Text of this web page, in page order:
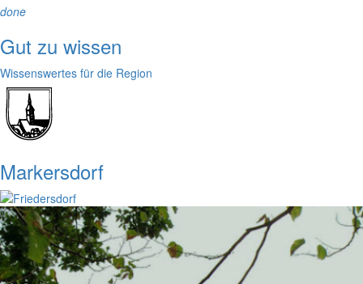
done
Gut zu wissen
Wissenswertes für die Region
Markersdorf